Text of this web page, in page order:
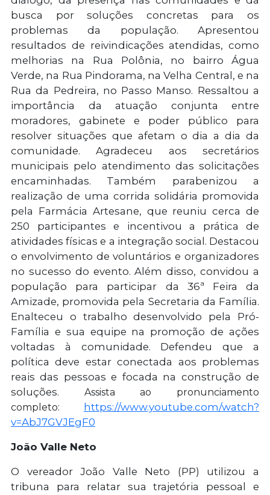
busca por soluções concretas para os
problemas da população. Apresentou
resultados de reivindicações atendidas, como
melhorias na Rua Polônia, no bairro Água
Verde, na Rua Pindorama, na Velha Central, e na
Rua da Pedreira, no Passo Manso. Ressaltou a
importância da atuação conjunta entre
moradores, gabinete e poder público para
resolver situações que afetam o dia a dia da
comunidade. Agradeceu aos secretários
municipais pelo atendimento das solicitações
encaminhadas. Também parabenizou a
realização de uma corrida solidária promovida
pela Farmácia Artesane, que reuniu cerca de
250 participantes e incentivou a prática de
atividades físicas e a integração social. Destacou
o envolvimento de voluntários e organizadores
no sucesso do evento. Além disso, convidou a
população para participar da 36ª Feira da
Amizade, promovida pela Secretaria da Família.
Enalteceu o trabalho desenvolvido pela Pró-
Família e sua equipe na promoção de ações
voltadas à comunidade. Defendeu que a
política deve estar conectada aos problemas
reais das pessoas e focada na construção de
soluções.
Assista ao pronunciamento
completo:
https://www.youtube.com/watch?
v=AbJ7GVJEgF0
João Valle Neto
O vereador João Valle Neto (PP) utilizou a
tribuna para relatar sua trajetória pessoal e